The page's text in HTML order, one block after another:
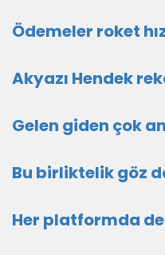
Ödemeler roket
Akyazı Hendek
Gelen giden çok
Bu birliktelik göz
Her platformda